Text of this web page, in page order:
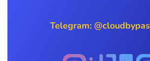
Telegram: